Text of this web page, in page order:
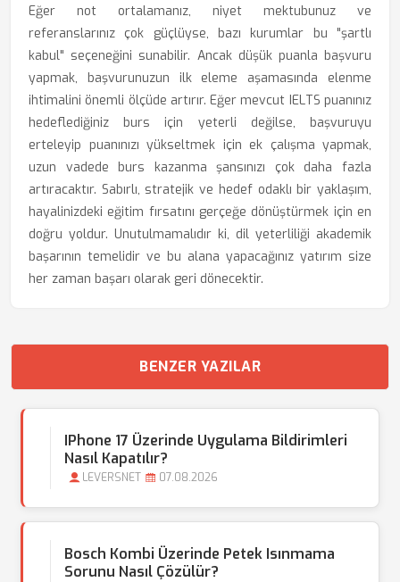
Eğer not ortalamanız, niyet mektubunuz ve
referanslarınız çok güçlüyse, bazı kurumlar bu "şartlı
kabul" seçeneğini sunabilir. Ancak düşük puanla başvuru
yapmak, başvurunuzun ilk eleme aşamasında elenme
ihtimalini önemli ölçüde artırır. Eğer mevcut IELTS puanınız
hedeflediğiniz burs için yeterli değilse, başvuruyu
erteleyip puanınızı yükseltmek için ek çalışma yapmak,
uzun vadede burs kazanma şansınızı çok daha fazla
artıracaktır. Sabırlı, stratejik ve hedef odaklı bir yaklaşım,
hayalinizdeki eğitim fırsatını gerçeğe dönüştürmek için en
doğru yoldur. Unutulmamalıdır ki, dil yeterliliği akademik
başarının temelidir ve bu alana yapacağınız yatırım size
her zaman başarı olarak geri dönecektir.
BENZER YAZILAR
IPhone 17 Üzerinde Uygulama Bildirimleri
Nasıl Kapatılır?
LEVERSNET 07.08.2026
Bosch Kombi Üzerinde Petek Isınmama
Sorunu Nasıl Çözülür?